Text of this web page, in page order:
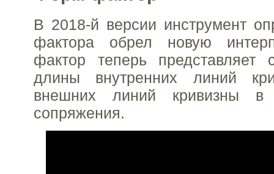
В 2018-й версии инструмент
фактора обрел новую
фактор теперь представляет
длины внутренних линий
внешних линий кривизны в
сопряжения.